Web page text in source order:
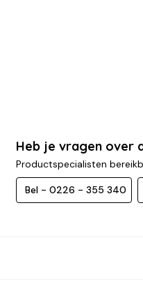
Heb je vragen over
Productspecialisten
Bel - 0226 - 355 340